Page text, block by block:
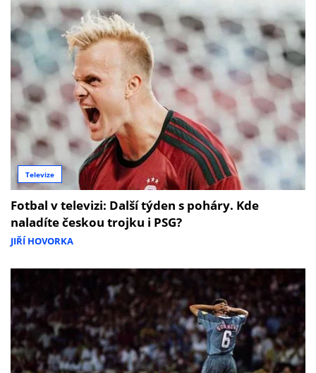
Televize
Fotbal v televizi: Další týden s poháry. Kde
naladíte českou trojku i PSG?
JIŘÍ HOVORKA